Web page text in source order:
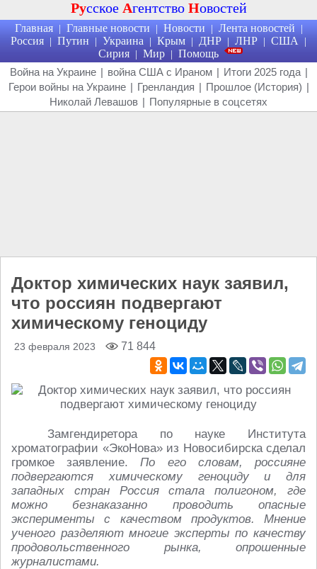
Русское Агентство Новостей
Главная | Главные новости | Новости | Лента новостей |
Россия | Путин | Украина | Крым | ДНР | ЛНР | США |
Сирия | Мир | Помощь
Война на Украине | война США с Ираном | Итоги 2025 года |
Герои войны на Украине | Гренландия | Прошлое (История) |
Николай Левашов | Популярные в соцсетях
Доктор химических наук заявил,
что россиян подвергают
химическому геноциду
23 февраля 2023 71 844
Замгендиретора по науке Института
хроматографии «ЭкоНова» из Новосибирска сделал
громкое заявление.По его словам, россияне
подвергаются химическому геноциду и для
западных стран Россия стала полигоном, где
можно безнаказанно проводить опасные
эксперименты с качеством продуктов. Мнение
ученого разделяют многие эксперты по качеству
продовольственного рынка, опрошенные
журналистами.